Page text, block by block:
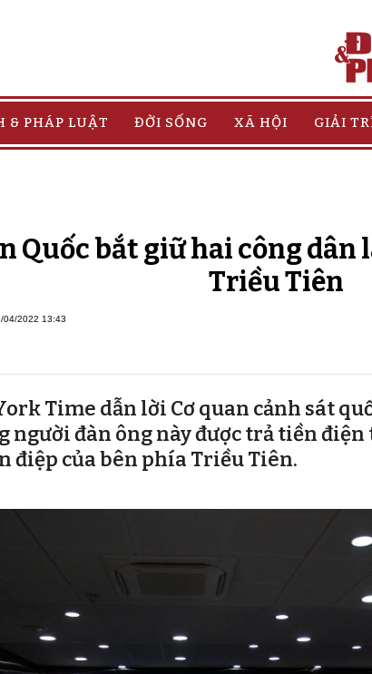
& PHÁP LUẬT ĐỜI SỐNG XÃ HỘI GIẢI
Quốc bắt giữ hai công dân
Triều Tiên
04/2022 13:43
Time dẫn lời Cơ quan cảnh sát
người đàn ông này được trả tiền
điệp của bên phía Triều Tiên.